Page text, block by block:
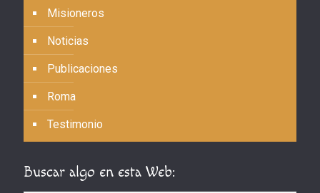
Misioneros
Noticias
Publicaciones
Roma
Testimonio
Buscar algo en esta Web: